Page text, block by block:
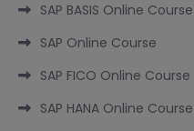
SAP BASIS Online Course
SAP Online Course
SAP FICO Online Course
SAP HANA Online Course